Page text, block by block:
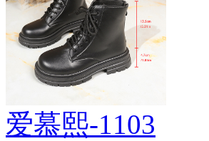
爱慕熙-1103